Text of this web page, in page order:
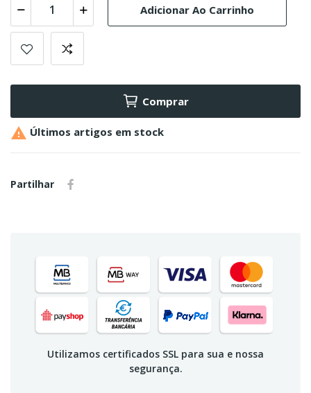
Adicionar Ao Carrinho
Comprar
 Últimos artigos em stock
Partilhar
Utilizamos certificados SSL para sua e nossa
segurança.